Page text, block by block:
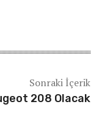
Sonraki İçerik
208 Olacak